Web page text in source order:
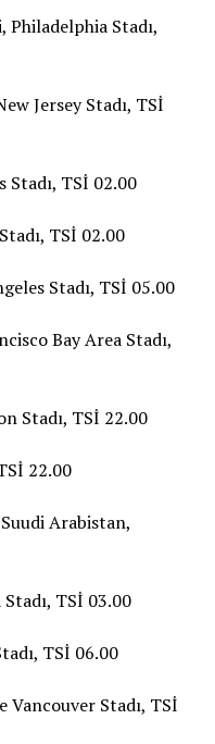
Philadelphia Stadı,
Jersey Stadı, TSİ
Stadı, TSİ 02.00
TSİ 02.00
Stadı, TSİ 05.00
Bay Area Stadı,
Stadı, TSİ 22.00
22.00
Arabistan,
TSİ 03.00
TSİ 06.00
Vancouver Stadı, TSİ